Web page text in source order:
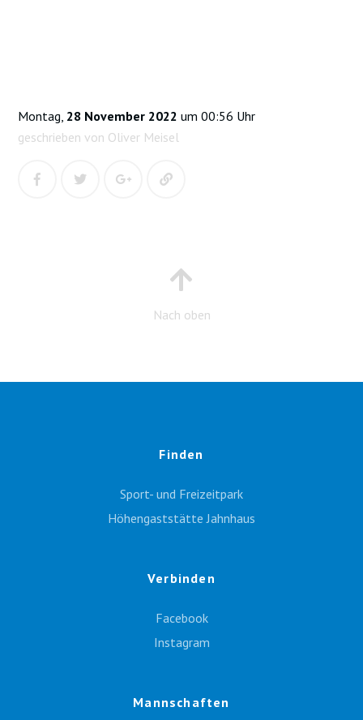
Montag, 28 November 2022 um 00:56 Uhr
geschrieben von Oliver Meisel
Nach oben
Finden
Sport- und Freizeitpark
Höhengaststätte Jahnhaus
Verbinden
Facebook
Instagram
Mannschaften